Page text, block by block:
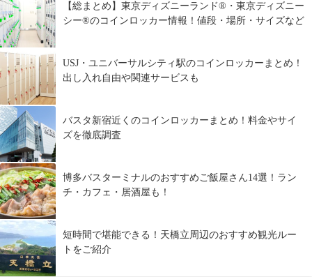
【総まとめ】東京ディズニーランド®・東京ディズニー
シー®のコインロッカー情報！値段・場所・サイズなど
USJ・ユニバーサルシティ駅のコインロッカーまとめ！
出し入れ自由や関連サービスも
バスタ新宿近くのコインロッカーまとめ！料金やサイ
ズを徹底調査
博多バスターミナルのおすすめご飯屋さん14選！ラン
チ・カフェ・居酒屋も！
短時間で堪能できる！天橋立周辺のおすすめ観光ルー
トをご紹介